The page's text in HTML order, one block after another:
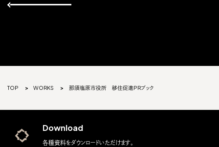
TOP WORKS 那須塩原市役所 移住促進PRブック
Download
各種資料をダウンロードいただけます。